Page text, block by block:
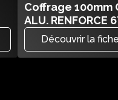
Coffrage 100mm
ALU. RENFORCE
Découvrir la